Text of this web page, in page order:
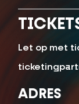
Let op met
ADRES